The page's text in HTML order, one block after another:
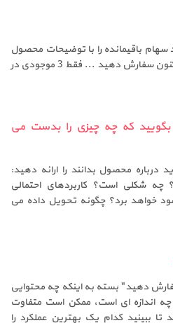
باقیمانده را با توضیحات محصول
خود وارد کنید (به عنوان مثال: "اکنون سفارش دهید ... فقط 3 موجودی در
بگویید که چه چیزی را بدست می
درباره محصول بدانند را ارائه دهید:
شکلی است؟ کاربردهای احتمالی
خواهد برد؟ چگونه تحویل داده می
دهید" بسته به اینکه چه محتوایی
چه اندازه ای است، ممکن است متفاوت
تا ببینید کدام یک بهترین عملکرد را